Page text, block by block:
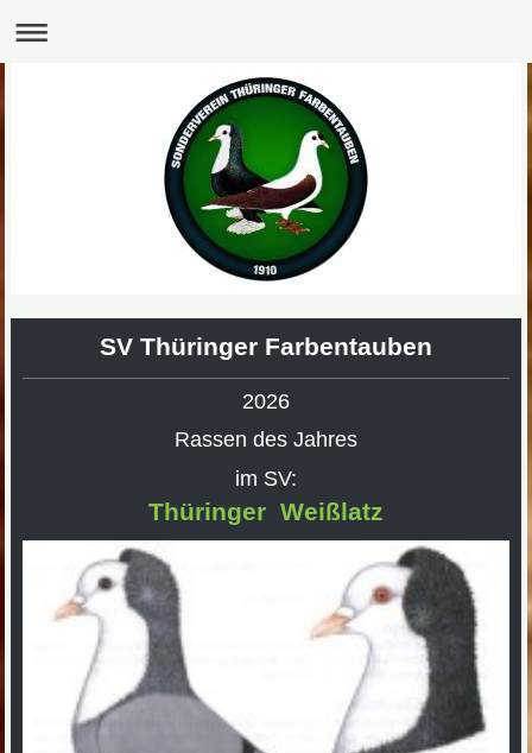
SV Thüringer Farbentauben
2026
Rassen des Jahres
im SV:
Thüringer Weißlatz